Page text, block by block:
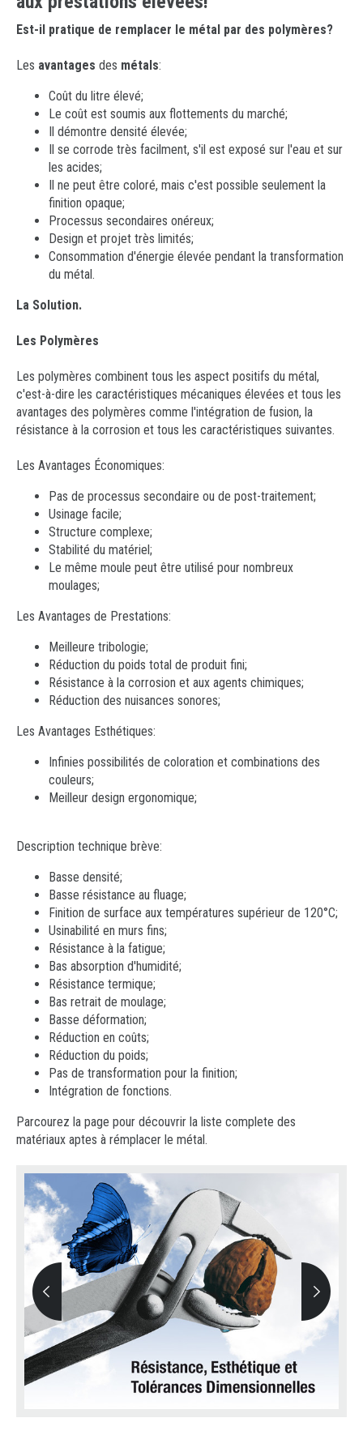
Drink
Analyse du matériel en plastique
Requête d'Information
Téléversez votre Curriculum Vitae
Comment arriver
Est-il pratique de remplacer le métal par des polymères?
Les avantages des métals:
Coût du litre élevé;
Le coût est soumis aux flottements du marché;
Il démontre densité élevée;
Il se corrode très facilment, s'il est exposé sur l'eau et sur
les acides;
Il ne peut être coloré, mais c'est possible seulement la
finition opaque;
Processus secondaires onéreux;
Design et projet très limités;
Consommation d'énergie élevée pendant la transformation
du métal.
La Solution.
Les Polymères
Les polymères combinent tous les aspect positifs du métal,
c'est-à-dire les caractéristiques mécaniques élevées et tous les
avantages des polymères comme l'intégration de fusion, la
résistance à la corrosion et tous les caractéristiques suivantes.
Les Avantages Économiques:
Pas de processus secondaire ou de post-traitement;
Usinage facile;
Structure complexe;
Stabilité du matériel;
Le même moule peut être utilisé pour nombreux
moulages;
Les Avantages de Prestations:
Meilleure tribologie;
Réduction du poids total de produit fini;
Résistance à la corrosion et aux agents chimiques;
Réduction des nuisances sonores;
Les Avantages Esthétiques:
Infinies possibilités de coloration et combinations des
couleurs;
Meilleur design ergonomique;
Description technique brève:
Basse densité;
Basse résistance au fluage;
Finition de surface aux températures supérieur de 120°C;
Usinabilité en murs fins;
Résistance à la fatigue;
Bas absorption d'humidité;
Résistance termique;
Bas retrait de moulage;
Basse déformation;
Réduction en coûts;
Réduction du poids;
Pas de transformation pour la finition;
Intégration de fonctions.
Parcourez la page pour découvrir la liste complete des
matériaux aptes à rémplacer le métal.